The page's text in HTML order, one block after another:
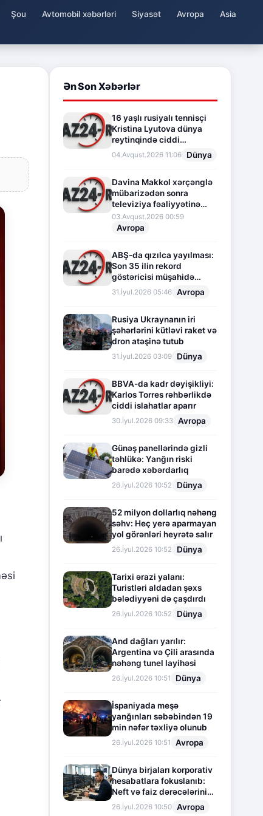
Şou Avtomobil xəbərləri Siyasət Avropa
Asia
Ən Son Xəbərlər
16 yaşlı rusiyalı tennisçi
Kristina Lyutova dünya
reytinqində ciddi
irəliləyişə imza atdı
04.Avqust.2026 11:06 Dünya
Davina Makkol xərçənglə
mübarizədən sonra
televiziya fəaliyyətinə
fasilə verir
03.Avqust.2026 00:59
Avropa
ABŞ-da qızılca yayılması:
Son 35 ilin rekord
göstəricisi müşahidə
olunur
31.İyul.2026 05:46 Avropa
Rusiya Ukraynanın iri
şəhərlərini kütləvi raket və
dron atəşinə tutub
31.İyul.2026 03:09 Dünya
BBVA-da kadr dəyişikliyi:
Karlos Torres rəhbərlikdə
ciddi islahatlar aparır
30.İyul.2026 09:33 Avropa
Günəş panellərində gizli
təhlükə: Yanğın riski
barədə xəbərdarlıq
26.İyul.2026 10:52 Dünya
52 milyon dollarlıq nəhəng
səhv: Heç yerə aparmayan
yol görənləri heyrətə salır
26.İyul.2026 10:52 Dünya
Tarixi ərazi yalanı:
Turistləri aldadan şəxs
bələdiyyəni də çaşdırdı
26.İyul.2026 10:52 Dünya
And dağları yarılır:
Argentina və Çili arasında
nəhəng tunel layihəsi
26.İyul.2026 10:51 Dünya
İspaniyada meşə
yanğınları səbəbindən 19
min nəfər təxliyə olunub
26.İyul.2026 10:51 Avropa
Dünya birjaları korporativ
hesabatlara fokuslanıb:
Neft və faiz dərəcələrinin
təsiri altında cari vəziyyət
26.İyul.2026 10:50 Avropa